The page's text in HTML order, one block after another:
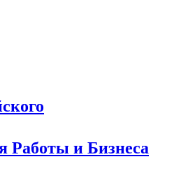
Работы и Бизнеса